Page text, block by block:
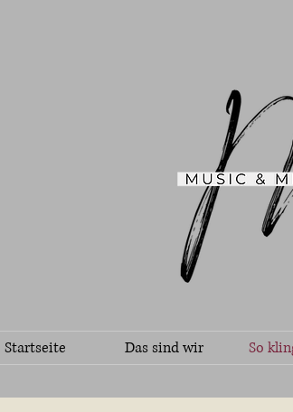
Startseite Das sind wir So